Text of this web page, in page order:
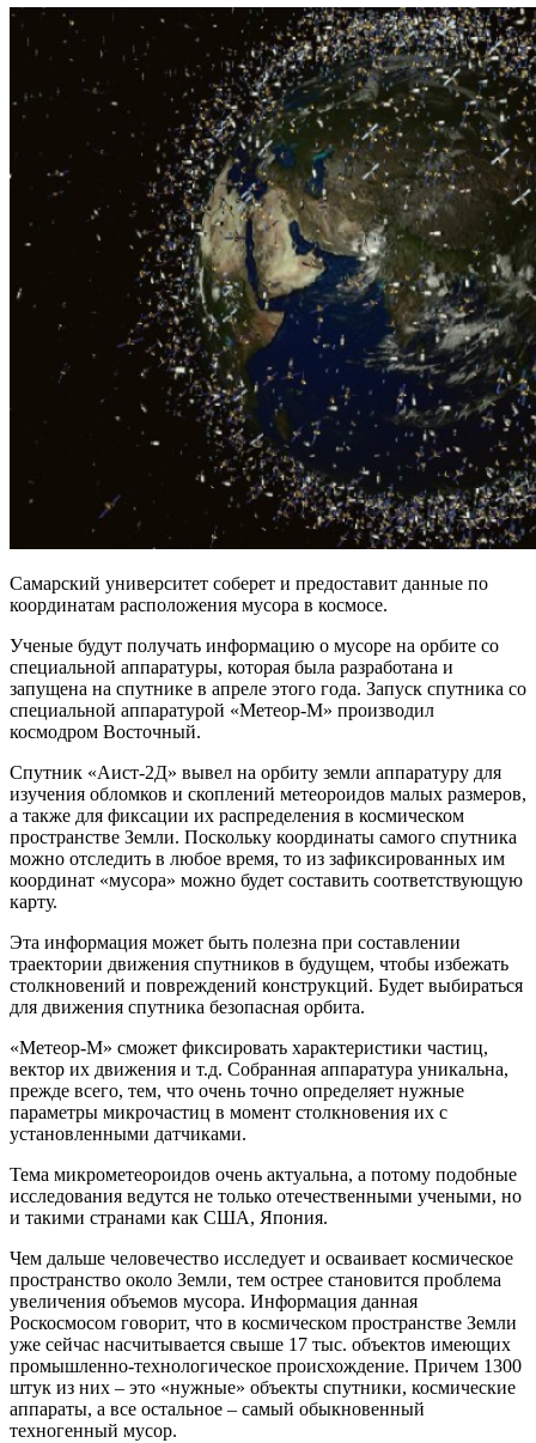
Самарский университет соберет и предоставит данные по
координатам расположения мусора в космосе.
Ученые будут получать информацию о мусоре на орбите со
специальной аппаратуры, которая была разработана и
запущена на спутнике в апреле этого года. Запуск спутника со
специальной аппаратурой «Метеор-М» производил
космодром Восточный.
Спутник «Аист-2Д» вывел на орбиту земли аппаратуру для
изучения обломков и скоплений метеороидов малых размеров,
а также для фиксации их распределения в космическом
пространстве Земли. Поскольку координаты самого спутника
можно отследить в любое время, то из зафиксированных им
координат «мусора» можно будет составить соответствующую
карту.
Эта информация может быть полезна при составлении
траектории движения спутников в будущем, чтобы избежать
столкновений и повреждений конструкций. Будет выбираться
для движения спутника безопасная орбита.
«Метеор-М» сможет фиксировать характеристики частиц,
вектор их движения и т.д. Собранная аппаратура уникальна,
прежде всего, тем, что очень точно определяет нужные
параметры микрочастиц в момент столкновения их с
установленными датчиками.
Тема микрометеороидов очень актуальна, а потому подобные
исследования ведутся не только отечественными учеными, но
и такими странами как США, Япония.
Чем дальше человечество исследует и осваивает космическое
пространство около Земли, тем острее становится проблема
увеличения объемов мусора. Информация данная
Роскосмосом говорит, что в космическом пространстве Земли
уже сейчас насчитывается свыше 17 тыс. объектов имеющих
промышленно-технологическое происхождение. Причем 1300
штук из них – это «нужные» объекты спутники, космические
аппараты, а все остальное – самый обыкновенный
техногенный мусор.